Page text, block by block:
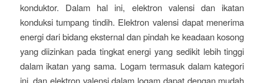
konduktor. Dalam hal ini, elektron valensi dan ikatan
konduksi tumpang tindih. Elektron valensi dapat menerima
energi dari bidang eksternal dan pindah ke keadaan kosong
yang diizinkan pada tingkat energi yang sedikit lebih tinggi
dalam ikatan yang sama. Logam termasuk dalam kategori
ini, dan elektron valensi dalam logam dapat dengan mudah